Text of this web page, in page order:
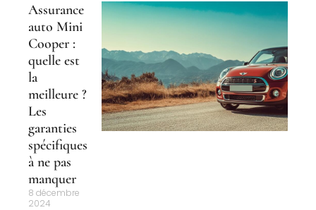
Assurance
auto Mini
Cooper :
quelle est
la
meilleure ?
Les
garanties
spécifiques
à ne pas
manquer
8 décembre
2024